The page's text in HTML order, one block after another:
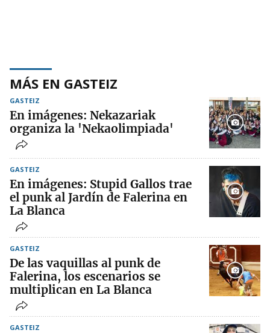
MÁS EN GASTEIZ
GASTEIZ
En imágenes: Nekazariak
organiza la 'Nekaolimpiada'
GASTEIZ
En imágenes: Stupid Gallos trae
el punk al Jardín de Falerina en
La Blanca
GASTEIZ
De las vaquillas al punk de
Falerina, los escenarios se
multiplican en La Blanca
GASTEIZ